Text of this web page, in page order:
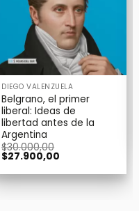
DIEGO VALENZUELA
Belgrano, el primer
liberal: Ideas de
libertad antes de la
Argentina
$30.000,00
El
precio
original
era:
$27.900,00
actual
es: